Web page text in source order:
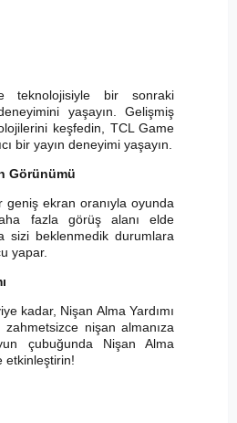
teknolojisiyle bir sonraki
yaşayın. Gelişmiş
keşfedin, TCL Game
bir yayın deneyimi yaşayın.
Görünümü
ekran oranıyla oyunda
fazla görüş alanı elde
sizi beklenmedik durumlara
yapar.
kadar, Nişan Alma Yardımı
zahmetsizce nişan almanıza
çubuğunda Nişan Alma
etkinleştirin!